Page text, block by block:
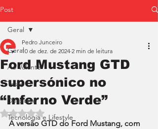
Post
Geral
Ao Volante
Teste
Desporto
Tecnologia e Lifestyle
Geral
Ford Mustang GTD
supersónico no
“Inferno Verde”
Pedro Junceiro
10 de dez. de 2024 2 min de leitura
Avaliado com NaN de 5 estrelas.
A versão GTD do Ford Mustang, com